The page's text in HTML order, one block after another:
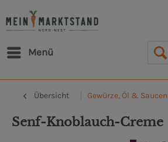
Menü
Übersicht Gewürze, Öl & Saucen
Senf-Knoblauch-Creme